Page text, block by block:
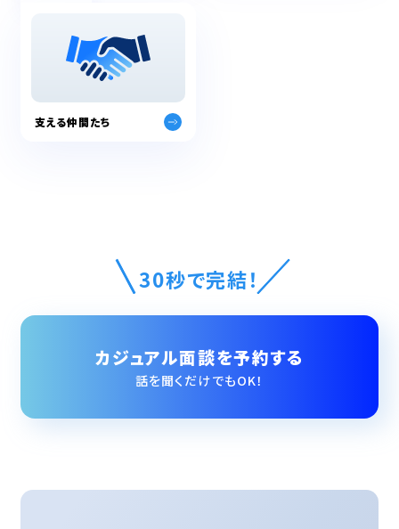
支える仲間たち
30秒で完結！
カジュアル面談を予約する
話を聞くだけでもOK！